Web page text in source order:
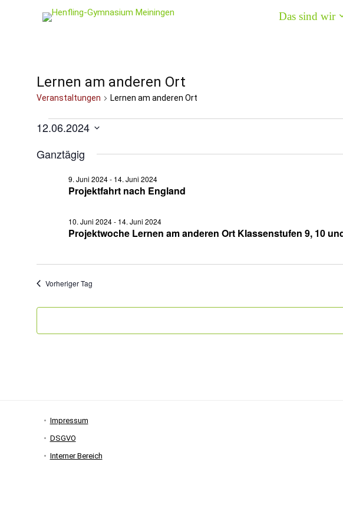
Das sind wir
Lernen am anderen Ort
Veranstaltungen Lernen am anderen Ort
Veranstaltungen
12.
12.06.2024
wählen.
Ganztägig
Projektfahrt nach England
9. Juni 2024- 14. Juni 2024
Projektwoche Lernen am anderen Ort Klassenstufen 9, 10
10. Juni 2024- 14. Juni 2024
Vorheriger Tag
Impressum
DSGVO
Interner Bereich